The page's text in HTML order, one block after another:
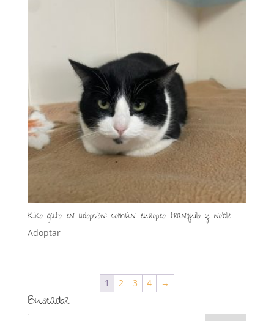
Kiko gato en adopción: común europeo tranquilo y noble
Adoptar
1 2 3 4 →
Buscador